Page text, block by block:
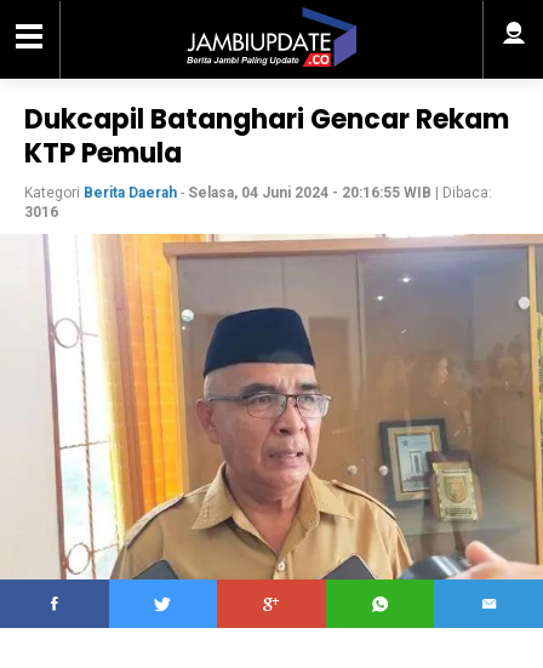
Dukcapil Batanghari Gencar Rekam
KTP Pemula
Kategori Berita Daerah - Selasa, 04 Juni 2024 - 20:16:55 WIB | Dibaca:
3016